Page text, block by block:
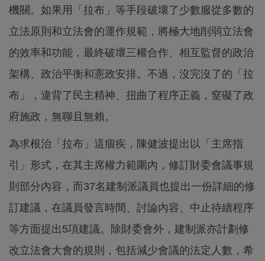
機關。如果用「拉布」等手段破壞了少數服從多數的
立法原則和立法會的運作規範，將極大地削弱立法會
的效率和功能，最終破壞三權合作、相互監督的政治
架構、政治平衡和憲政安排。不過，沒完沒了的「拉
布」，違背了民主精神、扭曲了程序正義，窒礙了政
府施政，無聊且無賴。
為求根治「拉布」這痼疾，陳健波提出以「主席指
引」形式，在其主席權力範圍內，修訂財委會議事規
則部分內容，而37名建制派議員也提出一份詳細的修
訂建議，在議員發言時間、討論內容、中止待續程序
等方面提出5項建議。除財委會外，建制派亦計劃修
改立法會大會的規則，包括減少會議的法定人數，希